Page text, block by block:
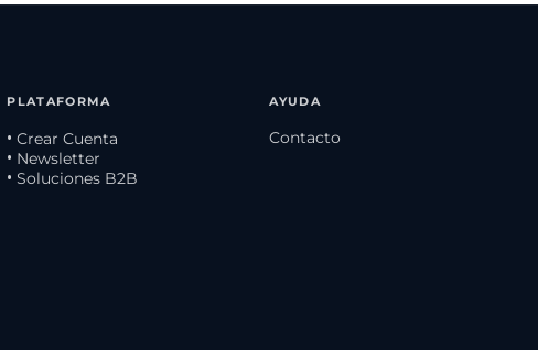
PLATAFORMA
• Crear Cuenta
• Newsletter
• Soluciones B2B
AYUDA
Contacto